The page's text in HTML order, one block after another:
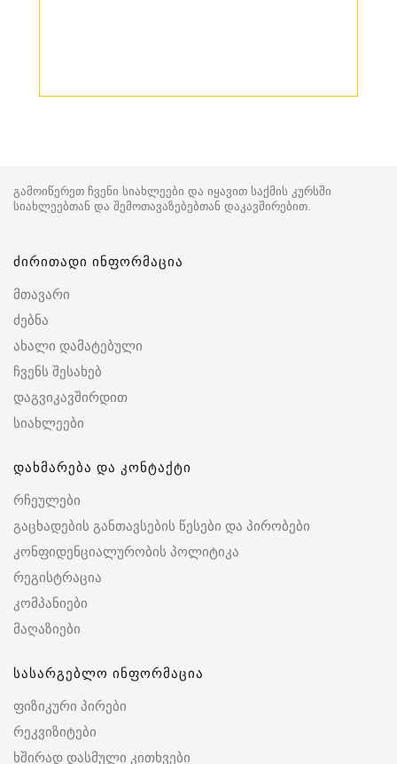
გამოიწერეთ ჩვენი სიახლეები და იყავით საქმის კურსში
სიახლეებთან და შემოთავაზებებთან დაკავშირებით.
ძირითადი ინფორმაცია
მთავარი
ძებნა
ახალი დამატებული
ჩვენს შესახებ
დაგვიკავშირდით
სიახლეები
დახმარება და კონტაქტი
რჩეულები
გაცხადების განთავსების წესები და პირობები
კონფიდენციალურობის პოლიტიკა
რეგისტრაცია
კომპანიები
მაღაზიები
სასარგებლო ინფორმაცია
ფიზიკური პირები
რეკვიზიტები
ხშირად დასმული კითხვები